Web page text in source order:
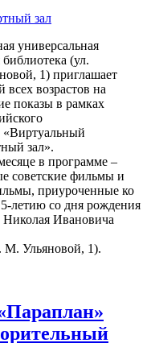
зал
универсальная
библиотека (ул.
1) приглашает
всех возрастов на
показы в рамках
«Виртуальный
зал».
в программе –
советские фильмы и
приуроченные ко
летию со дня рождения
Николая Ивановича
М. Ульяновой, 1).